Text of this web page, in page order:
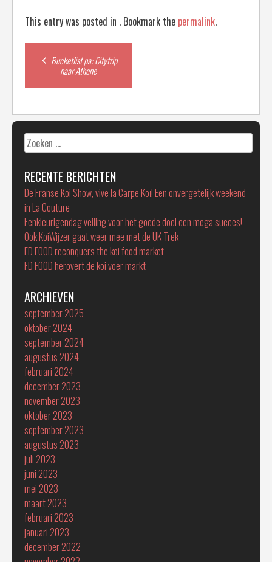
This entry was posted in . Bookmark the permalink.
Post
navigation
Bucketlist pa: Citytrip
naar Athene
Zoeken
naar:
RECENTE BERICHTEN
De Franse Koi Show, vive la Carpe Koï! Een onvergetelijk weekend
in La Couture
Eenkleurigendag veiling voor het goede doel een mega succes!
Ook KoiWijzer gaat weer mee met de UK Trek
FD FOOD reconquers the koi food market
FD FOOD herovert de koi voer markt
ARCHIEVEN
september 2025
oktober 2024
september 2024
augustus 2024
februari 2024
december 2023
november 2023
oktober 2023
september 2023
augustus 2023
juli 2023
juni 2023
mei 2023
maart 2023
februari 2023
januari 2023
december 2022